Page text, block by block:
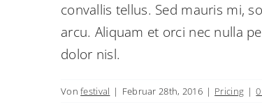
convallis tellus. Sed mauris mi,
arcu. Aliquam et orci nec nulla
dolor nisl.
Vonfestival | Februar 28th, 2016 | Pricing |